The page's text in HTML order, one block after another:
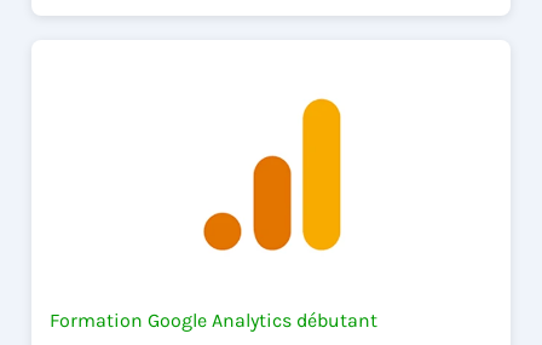
Formation Google Analytics débutant